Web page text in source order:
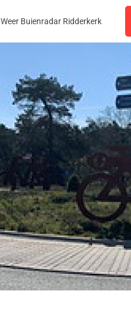
Weer Buienradar Ridderkerk